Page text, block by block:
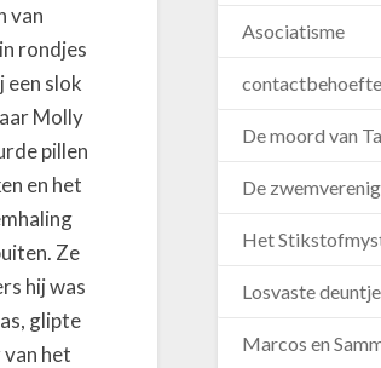
van
rondjes
een slok
Molly
pillen
en het
Ze
hij was
glipte
het
Asociatisme
contactbehoefte
De moord van
De
Het
Losvaste
Marcos en